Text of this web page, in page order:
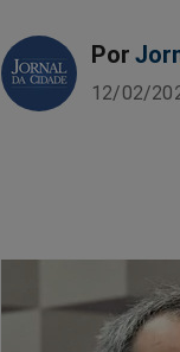
Por
12/02/